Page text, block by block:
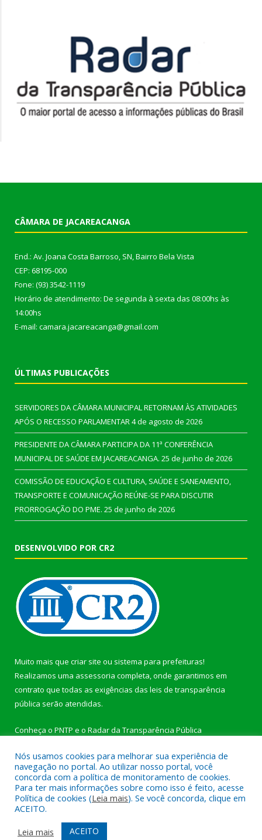
CÂMARA DE JACAREACANGA
End.: Av. Joana Costa Barroso, SN, Bairro Bela Vista
CEP: 68195-000
Fone: (93) 3542-1119
Horário de atendimento: De segunda à sexta das 08:00hs às
14:00hs
E-mail: camara.jacareacanga@gmail.com
ÚLTIMAS PUBLICAÇÕES
SERVIDORES DA CÂMARA MUNICIPAL RETORNAM ÀS ATIVIDADES
APÓS O RECESSO PARLAMENTAR4 de agosto de 2026
PRESIDENTE DA CÂMARA PARTICIPA DA 11ª CONFERÊNCIA
MUNICIPAL DE SAÚDE EM JACAREACANGA. 25 de junho de 2026
COMISSÃO DE EDUCAÇÃO E CULTURA, SAÚDE E SANEAMENTO,
TRANSPORTE E COMUNICAÇÃO REÚNE-SE PARA DISCUTIR
PRORROGAÇÃO DO PME. 25 de junho de 2026
DESENVOLVIDO POR CR2
Muito mais que criar site ou sistema para prefeituras!
Realizamos uma assessoria completa, onde garantimos em
contrato que todas as exigências das leis de transparência
pública serão atendidas.
Conheça o PNTP e o Radar da Transparência Pública
Todos os direitos reservados a Câmara Municipal de
Jacareacanga.
Mapa do Site
Acessar Área Administrativa
Nós usamos cookies para melhorar sua experiência de
navegação no portal. Ao utilizar nosso portal, você
concorda com a política de monitoramento de cookies.
Para ter mais informações sobre como isso é feito, acesse
Política de cookies (Leia mais). Se você concorda, clique em
ACEITO.
Leia mais
ACEITO